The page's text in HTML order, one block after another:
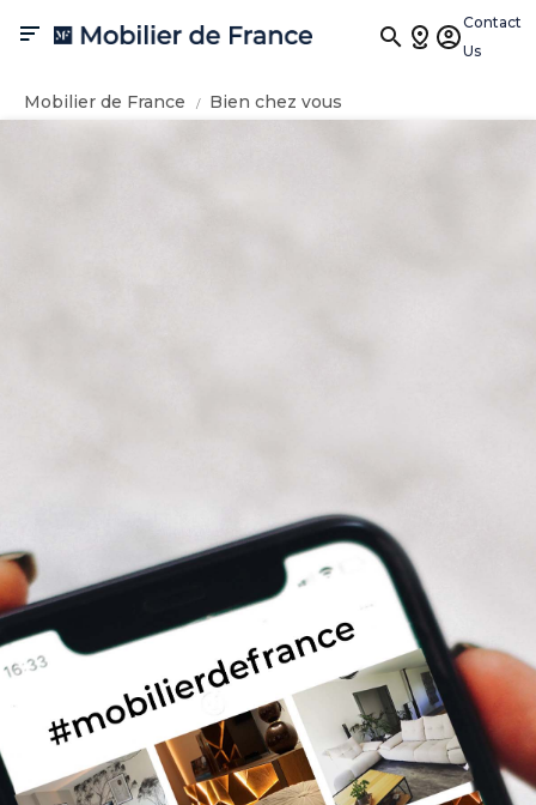

Contact
Us
Mobilier de France Bien chez vous